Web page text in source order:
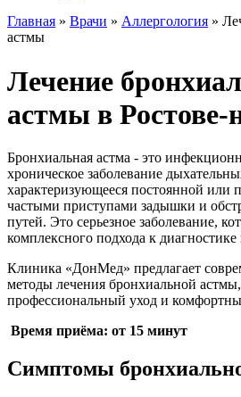
Главная » Врачи » Аллергология »
астмы
Лечение
астмы в Ростове-
Бронхиальная астма - это
хроническое заболевание
характеризующееся постоянной или
частыми приступами задышки и
путей. Это серьезное заболевание,
комплексного подхода к
Клиника «ДонМед» предлагает
методы лечения бронхиальной
профессиональный уход и
Время приёма: от 15 минут
Симптомы